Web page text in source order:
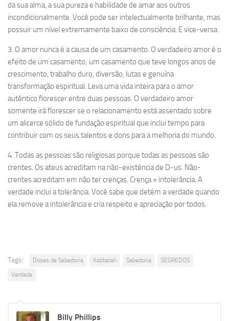
da sua alma, a sua pureza e habilidade de amar aos outros
incondicionalmente. Você pode ser intelectualmente brilhante, mas
possuir um nível extremamente baixo de consciência. E vice-versa.
3. O amor nunca é a causa de um casamento. O verdadeiro amor é o
efeito de um casamento; um casamento que teve longos anos de
crescimento, trabalho duro, diversão, lutas e genuína
transformação espiritual. Leva uma vida inteira para o amor
autêntico florescer entre duas pessoas. O verdadeiro amor
somente irá florescer se o relacionamento está assentado sobre
um alicerce sólido de fundação espiritual que inclui tempo para
contribuir com os seus talentos e dons para a melhoria do mundo.
4. Todas as pessoas são religiosas porque todas as pessoas são
crentes. Os ateus acreditam na não-existência de D-us. Não-
crentes acreditam em não ter crenças. Crença = intolerância. A
verdade inclui a tolerância. Você sabe que detém a verdade quando
ela remove a intolerância e cria respeito e apreciação por todos.
Tags: Doses de Sabedoria Kabbalah Sabedoria
SEGREDOS
Verdade
Billy Phillips